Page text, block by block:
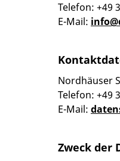
Telefon: +49
E-Mail:
Nordhäuser
Telefon: +49
E-Mail:
Zweck der